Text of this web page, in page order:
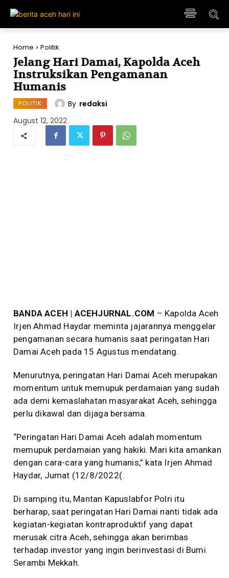
Home Politik
Jelang Hari Damai, Kapolda Aceh
Instruksikan Pengamanan
Humanis
POLITIK By redaksi
August 12, 2022
BANDA ACEH | ACEHJURNAL.COM – Kapolda Aceh
Irjen Ahmad Haydar meminta jajarannya menggelar
pengamanan secara humanis saat peringatan Hari
Damai Aceh pada 15 Agustus mendatang.
Menurutnya, peringatan Hari Damai Aceh merupakan
momentum untuk memupuk perdamaian yang sudah
ada demi kemaslahatan masyarakat Aceh, sehingga
perlu dikawal dan dijaga bersama.
“Peringatan Hari Damai Aceh adalah momentum
memupuk perdamaian yang hakiki. Mari kita amankan
dengan cara-cara yang humanis,” kata Irjen Ahmad
Haydar, Jumat (12/8/2022(.
Di samping itu, Mantan Kapuslabfor Polri itu
berharap, saat peringatan Hari Damai nanti tidak ada
kegiatan-kegiatan kontraproduktif yang dapat
merusak citra Aceh, sehingga akan berimbas
terhadap investor yang ingin berinvestasi di Bumi
Serambi Mekkah.